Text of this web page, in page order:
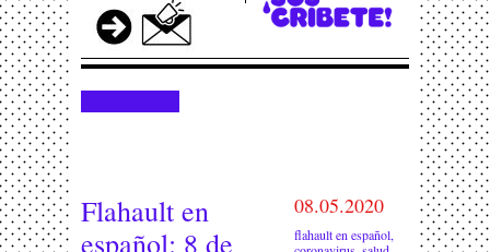
Flahault en
español: 8 de
08.05.2020
flahault en español,